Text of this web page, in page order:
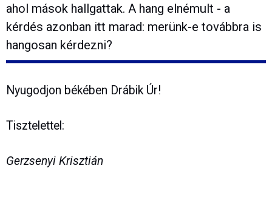
ahol mások hallgattak. A hang elnémult - a
kérdés azonban itt marad: merünk-e továbbra is
hangosan kérdezni?
Nyugodjon békében Drábik Úr!
Tisztelettel:
Gerzsenyi Krisztián